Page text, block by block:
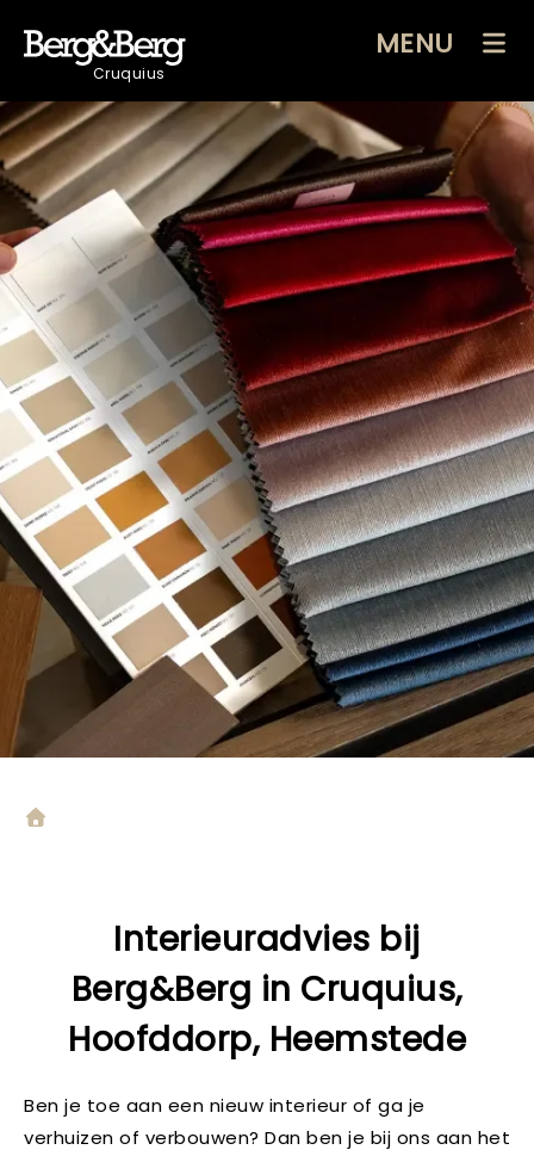
Cruquius
MENU
Interieuradvies bij
Berg&Berg in Cruquius,
Hoofddorp, Heemstede
Ben je toe aan een nieuw interieur of ga je
verhuizen of verbouwen? Dan ben je bij ons aan het